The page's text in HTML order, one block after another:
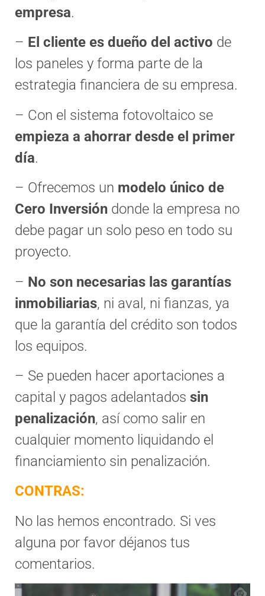
empresa.
– El cliente es dueño del activo de
los paneles y forma parte de la
estrategia financiera de su empresa.
– Con el sistema fotovoltaico se
empieza a ahorrar desde el primer
día.
– Ofrecemos un modelo único de
Cero Inversión donde la empresa no
debe pagar un solo peso en todo su
proyecto.
– No son necesarias las garantías
inmobiliarias, ni aval, ni fianzas, ya
que la garantía del crédito son todos
los equipos.
– Se pueden hacer aportaciones a
capital y pagos adelantados sin
penalización, así como salir en
cualquier momento liquidando el
financiamiento sin penalización.
CONTRAS:
No las hemos encontrado. Si ves
alguna por favor déjanos tus
comentarios.